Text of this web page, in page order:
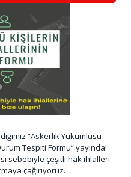
“Askerlik Yükümlüsü
Tespiti Formu” yayında!
sebebiyle çeşitli hak ihlalleri
çağırıyoruz.